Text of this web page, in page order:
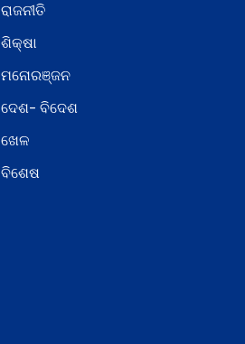
ରାଜନୀତି
ଶିକ୍ଷା
ମନୋରଞ୍ଜନ
ଦେଶ- ବିଦେଶ
ଖେଳ
ବିଶେଷ